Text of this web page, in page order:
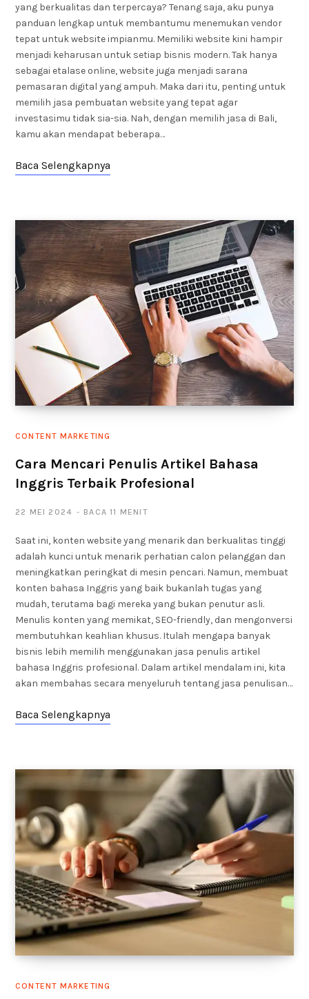
yang berkualitas dan terpercaya? Tenang saja, aku punya
panduan lengkap untuk membantumu menemukan vendor
tepat untuk website impianmu. Memiliki website kini hampir
menjadi keharusan untuk setiap bisnis modern. Tak hanya
sebagai etalase online, website juga menjadi sarana
pemasaran digital yang ampuh. Maka dari itu, penting untuk
memilih jasa pembuatan website yang tepat agar
investasimu tidak sia-sia. Nah, dengan memilih jasa di Bali,
kamu akan mendapat beberapa…
Baca Selengkapnya
CONTENT MARKETING
Cara Mencari Penulis Artikel Bahasa
Inggris Terbaik Profesional
22 MEI 2024 BACA 11 MENIT
Saat ini, konten website yang menarik dan berkualitas tinggi
adalah kunci untuk menarik perhatian calon pelanggan dan
meningkatkan peringkat di mesin pencari. Namun, membuat
konten bahasa Inggris yang baik bukanlah tugas yang
mudah, terutama bagi mereka yang bukan penutur asli.
Menulis konten yang memikat, SEO-friendly, dan mengonversi
membutuhkan keahlian khusus. Itulah mengapa banyak
bisnis lebih memilih menggunakan jasa penulis artikel
bahasa Inggris profesional. Dalam artikel mendalam ini, kita
akan membahas secara menyeluruh tentang jasa penulisan…
Baca Selengkapnya
CONTENT MARKETING